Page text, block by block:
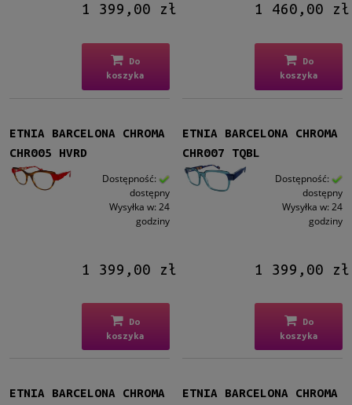
1 399,00 zł
Do
koszyka
1 460,00 zł
Do
koszyka
ETNIA BARCELONA CHROMA
CHR005 HVRD
Dostępność:
dostępny
Wysyłka w: 24
godziny
1 399,00 zł
Do
koszyka
ETNIA BARCELONA CHROMA
CHR007 TQBL
Dostępność:
dostępny
Wysyłka w: 24
godziny
1 399,00 zł
Do
koszyka
ETNIA BARCELONA CHROMA
ETNIA BARCELONA CHROMA